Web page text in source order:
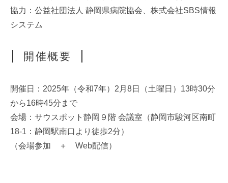
協力：公益社団法人 静岡県病院協会、株式会社SBS情報
システム
開催概要
開催日：2025年（令和7年）2月8日（土曜日）13時30分
から16時45分まで
会場：サウスポット静岡９階 会議室（静岡市駿河区南町
18-1：静岡駅南口より徒歩2分）
（会場参加 ＋ Web配信）